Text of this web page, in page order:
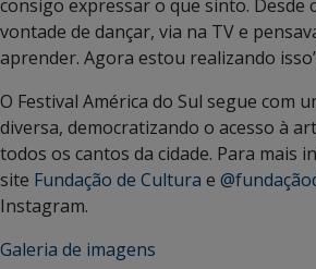
consigo expressar o que sinto. Desde
vontade de dançar, via na TV e
aprender. Agora estou realizando
O Festival América do Sul segue com
diversa, democratizando o acesso à
todos os cantos da cidade. Para mais
site Fundação de Cultura e
Instagram.
Galeria de imagens